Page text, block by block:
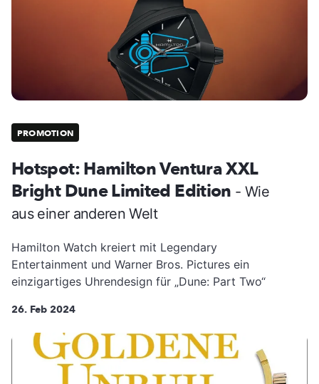
PROMOTION
Hotspot: Hamilton Ventura XXL
Bright Dune Limited Edition - Wie
aus einer anderen Welt
Hamilton Watch kreiert mit Legendary
Entertainment und Warner Bros. Pictures ein
einzigartiges Uhrendesign für „Dune: Part Two“
26. Feb 2024